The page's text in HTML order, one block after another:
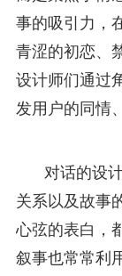
事的吸引力，
青涩的初恋、
设计师们通过
发用户的同情
对话的设
关系以及故事
心弦的表白，
叙事也常常利